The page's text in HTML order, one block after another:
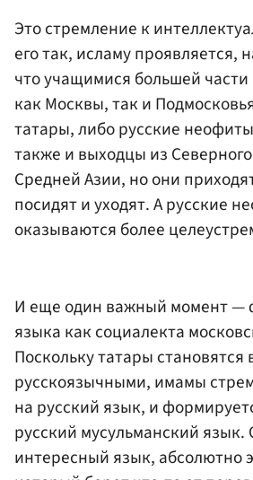
Это стремление к
его так, исламу проявляется,
что учащимися большей
как Москвы, так и
татары, либо русские
также и выходцы из
Средней Азии, но они
посидят и уходят. А русские
оказываются более
И еще один важный момент —
языка как социалекта
Поскольку татары становятся
русскоязычными, имамы
на русский язык, и
русский мусульманский язык.
интересный язык, абсолютно